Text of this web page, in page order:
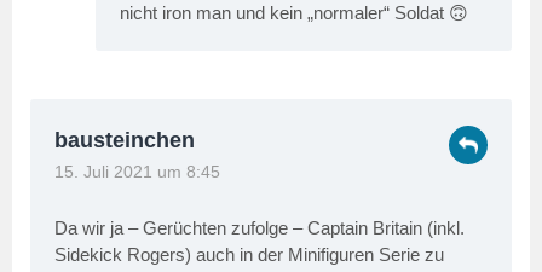
nicht iron man und kein „normaler“ Soldat 🙃
bausteinchen
15. Juli 2021 um 8:45
Da wir ja – Gerüchten zufolge – Captain Britain (inkl.
Sidekick Rogers) auch in der Minifiguren Serie zu